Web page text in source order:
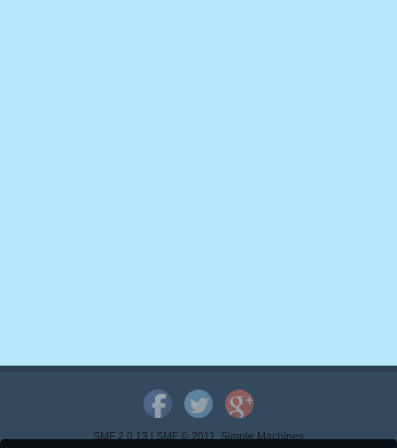
SMF 2.0.13|SMF © 2011,Simple Machines